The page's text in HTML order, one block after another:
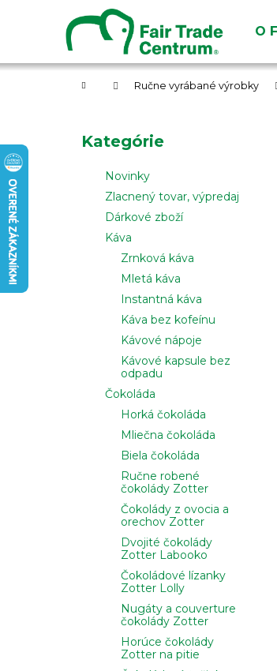
O
Domov Ručne vyrábané výrobky
Preskočiť
kategórie
Kategórie
Novinky
Zlacnený tovar, výpredaj
Dárkové zboží
Káva
Zrnková káva
Mletá káva
Instantná káva
Káva bez kofeínu
Kávové nápoje
Kávové kapsule bez
odpadu
Čokoláda
Horká čokoláda
Mliečna čokoláda
Biela čokoláda
Ručne robené
čokolády Zotter
Čokolády z ovocia a
orechov Zotter
Dvojité čokolády
Zotter Labooko
Čokoládové lízanky
Zotter Lolly
Nugáty a couverture
čokolády Zotter
Horúce čokolády
Zotter na pitie
í
Späť
do
Späť
do